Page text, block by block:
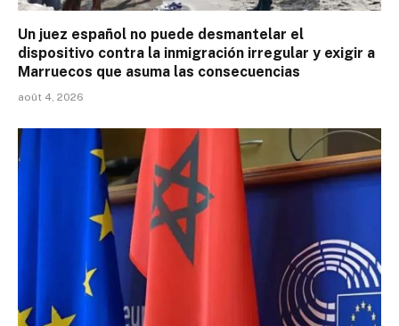
Un juez español no puede desmantelar el
dispositivo contra la inmigración irregular y exigir a
Marruecos que asuma las consecuencias
août 4, 2026